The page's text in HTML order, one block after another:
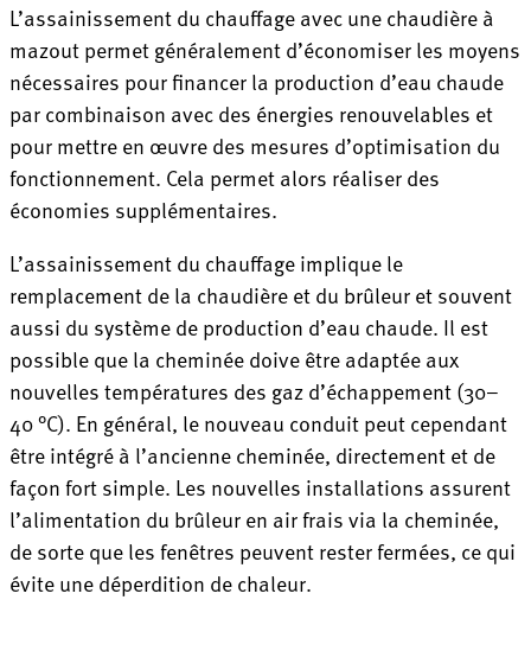
L’assainissement du chauffage avec une chaudière à
mazout permet généralement d’économiser les moyens
nécessaires pour financer la production d’eau chaude
par combinaison avec des énergies renouvelables et
pour mettre en œuvre des mesures d’optimisation du
fonctionnement. Cela permet alors réaliser des
économies supplémentaires.
L’assainissement du chauffage implique le
remplacement de la chaudière et du brûleur et souvent
aussi du système de production d’eau chaude. Il est
possible que la cheminée doive être adaptée aux
nouvelles températures des gaz d’échappement (30–
40 °C). En général, le nouveau conduit peut cependant
être intégré à l’ancienne cheminée, directement et de
façon fort simple. Les nouvelles installations assurent
l’alimentation du brûleur en air frais via la cheminée,
de sorte que les fenêtres peuvent rester fermées, ce qui
évite une déperdition de chaleur.